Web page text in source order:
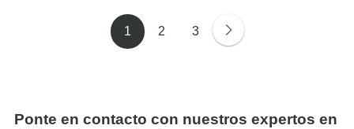
1 2 3
Ponte en contacto con nuestros expertos en